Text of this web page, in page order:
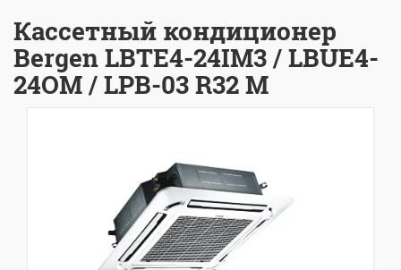
Кассетный кондиционер
Bergen LBTE4-24IM3 / LBUE4-
24OM / LPB-03 R32 M